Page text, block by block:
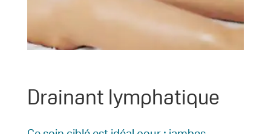
Drainant lymphatique